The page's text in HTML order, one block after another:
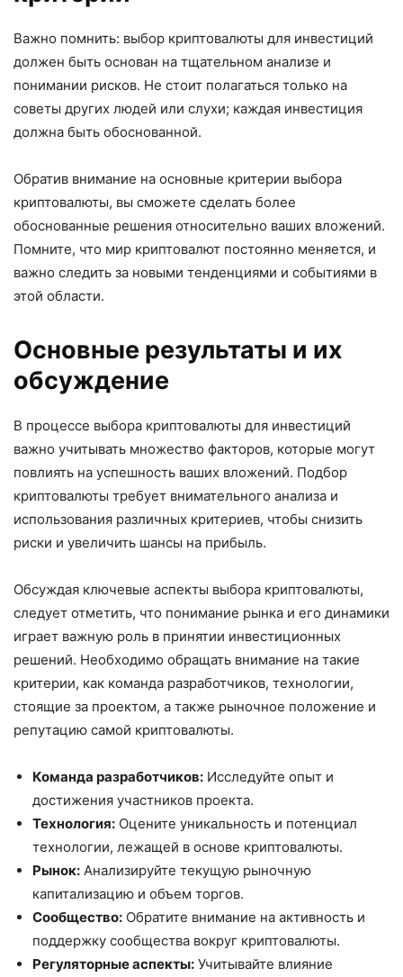
Важно помнить: выбор криптовалюты для инвестиций
должен быть основан на тщательном анализе и
понимании рисков. Не стоит полагаться только на
советы других людей или слухи; каждая инвестиция
должна быть обоснованной.
Обратив внимание на основные критерии выбора
криптовалюты, вы сможете сделать более
обоснованные решения относительно ваших вложений.
Помните, что мир криптовалют постоянно меняется, и
важно следить за новыми тенденциями и событиями в
этой области.
Основные результаты и их
обсуждение
В процессе выбора криптовалюты для инвестиций
важно учитывать множество факторов, которые могут
повлиять на успешность ваших вложений. Подбор
криптовалюты требует внимательного анализа и
использования различных критериев, чтобы снизить
риски и увеличить шансы на прибыль.
Обсуждая ключевые аспекты выбора криптовалюты,
следует отметить, что понимание рынка и его динамики
играет важную роль в принятии инвестиционных
решений. Необходимо обращать внимание на такие
критерии, как команда разработчиков, технологии,
стоящие за проектом, а также рыночное положение и
репутацию самой криптовалюты.
Команда разработчиков: Исследуйте опыт и
достижения участников проекта.
Технология: Оцените уникальность и потенциал
технологии, лежащей в основе криптовалюты.
Рынок: Анализируйте текущую рыночную
капитализацию и объем торгов.
Сообщество: Обратите внимание на активность и
поддержку сообщества вокруг криптовалюты.
Регуляторные аспекты: Учитывайте влияние